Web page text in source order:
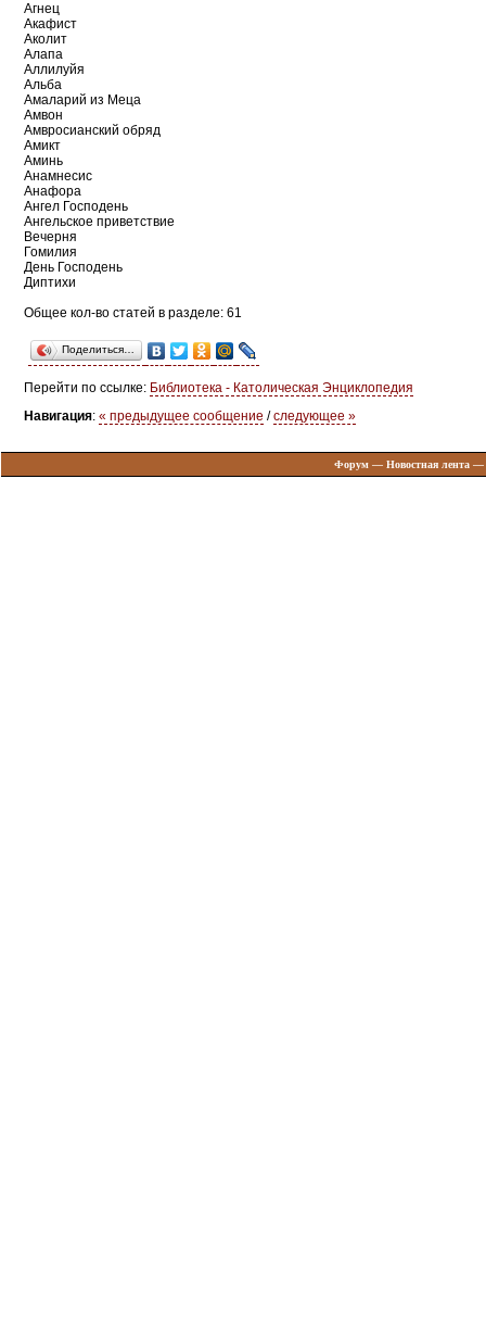
Агнец
Акафист
Аколит
Алапа
Аллилуйя
Альба
Амаларий из Меца
Амвон
Амвросианский обряд
Амикт
Аминь
Анамнесис
Анафора
Ангел Господень
Ангельское приветствие
Вечерня
Гомилия
День Господень
Диптихи
Общее кол-во статей в разделе: 61
Поделиться…
Перейти по ссылке: Библиотека - Католическая Энциклопедия
Навигация: « предыдущее сообщение /следующее »
Форум— Новостная лента—